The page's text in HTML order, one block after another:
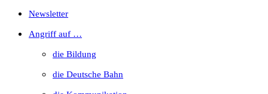
search
Newsletter
Angriff auf …
die Bildung
die Deutsche Bahn